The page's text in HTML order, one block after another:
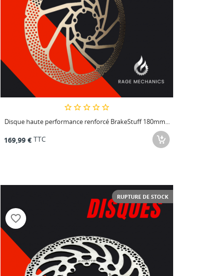
Disque haute performance renforcé BrakeStuff 180mm...
169,99 € TTC
RUPTURE DE STOCK
favorite_border